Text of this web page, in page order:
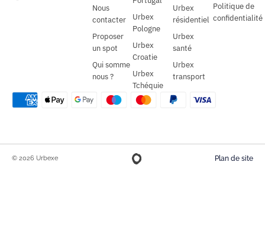
Nous
contacter
Proposer
un spot
Qui somme
nous ?
Urbex
Pologne
Urbex
Croatie
Urbex
Tchéquie
Urbex
résidentiel
Urbex
santé
Urbex
transport
Politique de
confidentialité
© 2026 Urbexe Plan de site